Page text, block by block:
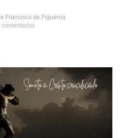
Francisco de Figueroa
comentarios